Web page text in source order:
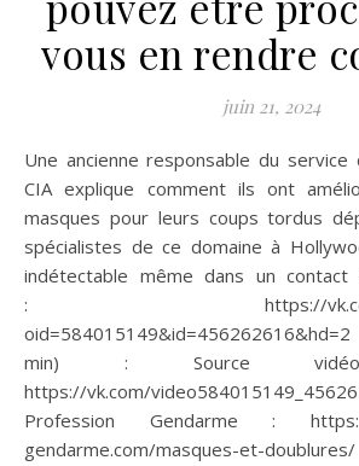
vous en rendre
juin 21, 2024
Une ancienne responsable du service déguisement de la
CIA explique comment ils ont
masques pour leurs coups tordus
spécialistes de ce domaine à
indétectable même dans un contact
: https://vk.com/
min) : Source
https://vk.com/
Profession Gendarme : https://
gendarme.com/masques-et-doublures/